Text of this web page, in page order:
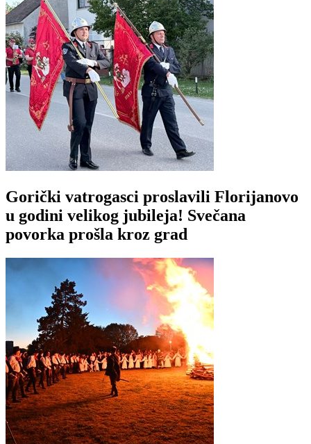
Gorički vatrogasci proslavili Florijanovo
u godini velikog jubileja! Svečana
povorka prošla kroz grad